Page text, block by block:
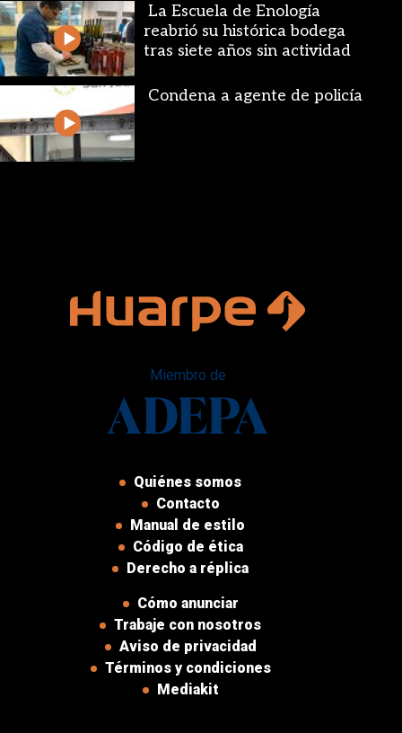
La Escuela de Enología
reabrió su histórica bodega
tras siete años sin actividad
Condena a agente de policía
Miembro de
Quiénes somos
Contacto
Manual de estilo
Código de ética
Derecho a réplica
Cómo anunciar
Trabaje con nosotros
Aviso de privacidad
Términos y condiciones
Mediakit